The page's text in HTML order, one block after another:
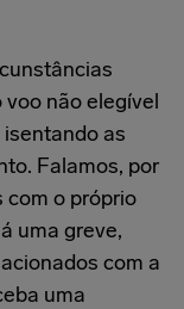
não elegível
as
Falamos, por
com o próprio
uma greve,
com a
uma